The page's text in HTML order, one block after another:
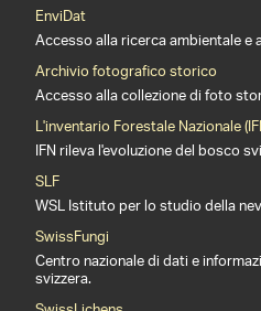
EnviDat
Accesso alla ricerca ambientale
Archivio fotografico storico
Accesso alla collezione di foto
L'inventario Forestale Nazionale
IFN rileva l'evoluzione del bosco
SLF
WSL Istituto per lo studio della
SwissFungi
Centro nazionale di dati e
svizzera.